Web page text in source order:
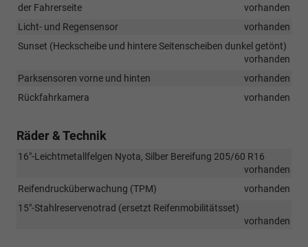
der Fahrerseite
vorhanden
Licht- und Regensensor
vorhanden
Sunset (Heckscheibe und hintere Seitenscheiben dunkel getönt)
vorhanden
Parksensoren vorne und hinten
vorhanden
Rückfahrkamera
vorhanden
Räder & Technik
16"-Leichtmetallfelgen Nyota, Silber Bereifung 205/60 R16
vorhanden
Reifendrucküberwachung (TPM)
vorhanden
15"-Stahlreservenotrad (ersetzt Reifenmobilitätsset)
vorhanden